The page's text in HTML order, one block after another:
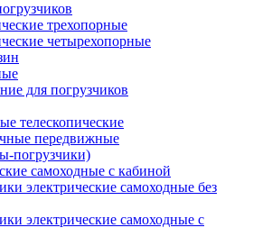
трехопорные
четырехопорные
для погрузчиков
телескопические
передвижные
погрузчики)
самоходные с кабиной
электрические самоходные без
электрические самоходные с